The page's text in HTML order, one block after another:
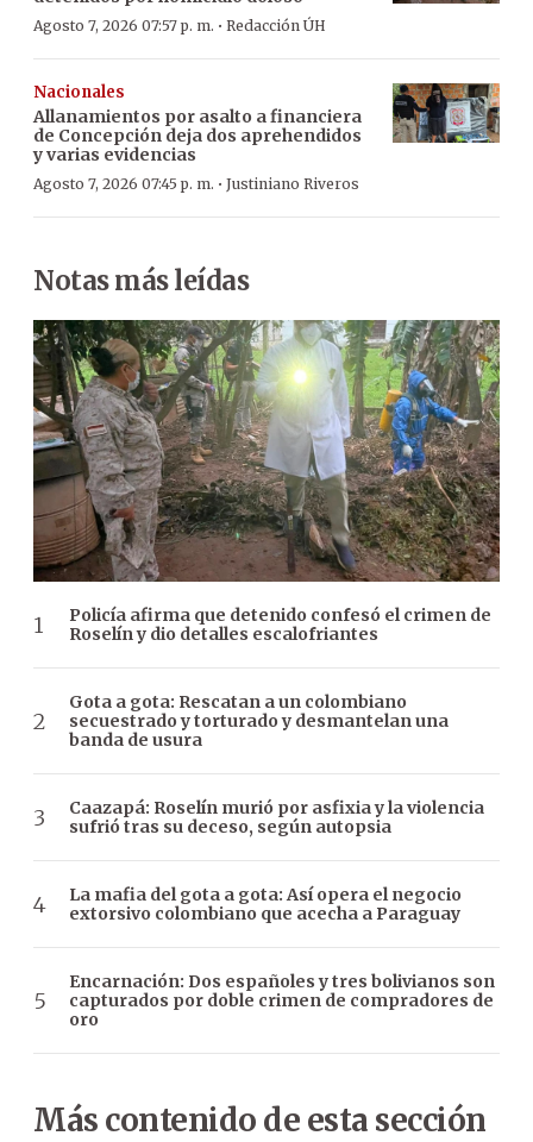
Agosto 7, 2026 07:57 p. m. · Redacción ÚH
Nacionales
Allanamientos por asalto a financiera
de Concepción deja dos aprehendidos
y varias evidencias
Agosto 7, 2026 07:45 p. m. · Justiniano Riveros
Notas más leídas
Policía afirma que detenido confesó el crimen de
Roselín y dio detalles escalofriantes
Gota a gota: Rescatan a un colombiano
secuestrado y torturado y desmantelan una
banda de usura
Caazapá: Roselín murió por asfixia y la violencia
sufrió tras su deceso, según autopsia
La mafia del gota a gota: Así opera el negocio
extorsivo colombiano que acecha a Paraguay
Encarnación: Dos españoles y tres bolivianos son
capturados por doble crimen de compradores de
oro
Más contenido de esta sección